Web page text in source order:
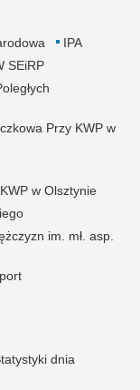
IPA
SEiRP
Przy KWP w
w Olsztynie
im. mł. asp.
dnia